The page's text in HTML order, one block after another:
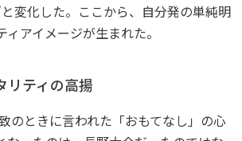
変化した。ここから、自分発の単純明
アイメージが生まれた。
ティの高揚
のときに言われた「おもてなし」の心